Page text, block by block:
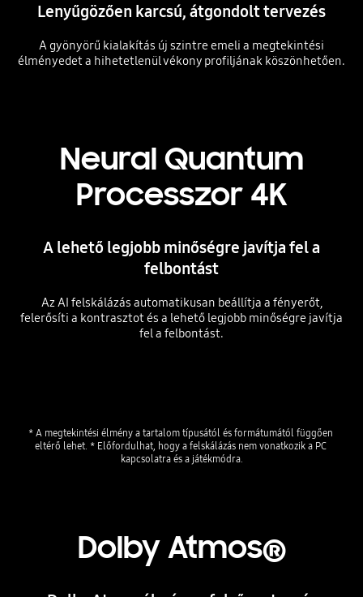
Lenyűgözően karcsú, átgondolt tervezés
A gyönyörű kialakítás új szintre emeli a megtekintési
élményedet a hihetetlenül vékony profiljának köszönhetően.
Neural Quantum
Processzor 4K
A lehető legjobb minőségre javítja fel a
felbontást
Az AI felskálázás automatikusan beállítja a fényerőt,
felerősíti a kontrasztot és a lehető legjobb minőségre javítja
fel a felbontást.
* A megtekintési élmény a tartalom típusától és formátumától függően
eltérő lehet. * Előfordulhat, hogy a felskálázás nem vonatkozik a PC
Dolby Atmos®